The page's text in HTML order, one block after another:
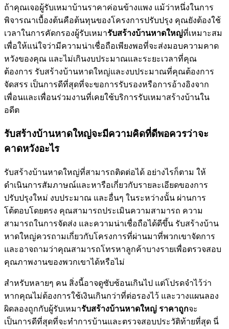
ถ้าคุณเจอผู้รับเหมาบ้านราคาค่อนข้างแพง แม้ว่าหนึ่งในการ
พิจารณาเบื้องต้นคือต้นทุนของโครงการปรับปรุง คุณยังต้องใช้
เวลาในการคัดกรองผู้รับเหมารับสร้างบ้านหาดใหญ่ที่เหมาะสม
เพื่อให้แน่ใจว่ามีความน่าเชื่อถือเพียงพอที่จะส่งมอบความคาด
หวังของคุณ และไม่เกินงบประมาณและระยะเวลาที่คุณ
ต้องการ รับสร้างบ้านหาดใหญ่และงบประมาณที่คุณต้องการ
จัดสรร เป็นการดีที่สุดที่จะขอการรับรองหรือการอ้างอิงจาก
เพื่อนและเพื่อนร่วมงานที่เคยใช้บริการรับเหมาสร้างบ้านใน
อดีต
รับสร้างบ้านหาดใหญ่จะมีความคิดที่ดีพอควรว่าจะ
คาดหวังอะไร
รับสร้างบ้านหาดใหญ่ที่สามารถติดต่อได้ อย่างไรก็ตาม ให้
ดำเนินการสัมภาษณ์และหารือเกี่ยวกับรายละเอียดของการ
ปรับปรุงใหม่ งบประมาณ และอื่นๆ ในระหว่างนั้น ผ่านการ
โต้ตอบโดยตรง คุณสามารถประเมินความสามารถ ความ
สามารถในการจัดส่ง และความน่าเชื่อถือได้ดีขึ้น รับสร้างบ้าน
หาดใหญ่ควรถามเกี่ยวกับโครงการที่ผ่านมาที่พวกเขาจัดการ
และอาจถามว่าคุณสามารถโทรหาลูกค้าบางรายเพื่อตรวจสอบ
คุณภาพงานของพวกเขาได้หรือไม่
สำหรับหลายๆ คน สิ่งนี้อาจดูซับซ้อนเกินไป แต่โปรดจำไว้ว่า
หากคุณไม่ต้องการใช้เงินเกินกว่าที่ต่อรองไว้ และวางแผนลอง
ผิดลองถูกกับผู้รับเหมารับสร้างบ้านหาดใหญ่ ราคาถูกจะ
เป็นการดีที่สุดที่จะทำการบ้านและตรวจสอบประวัติท้ายที่สุด นี่